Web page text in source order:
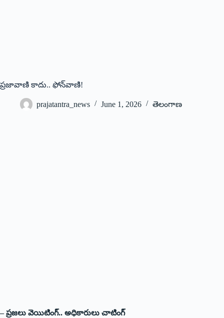
ప్రజావాణి కాదు.. ఫోన్‌వాణి!
prajatantra_news June 1, 2026 తెలంగాణ
– ప్రజలు వెయిటింగ్.. అధికారులు చాటింగ్